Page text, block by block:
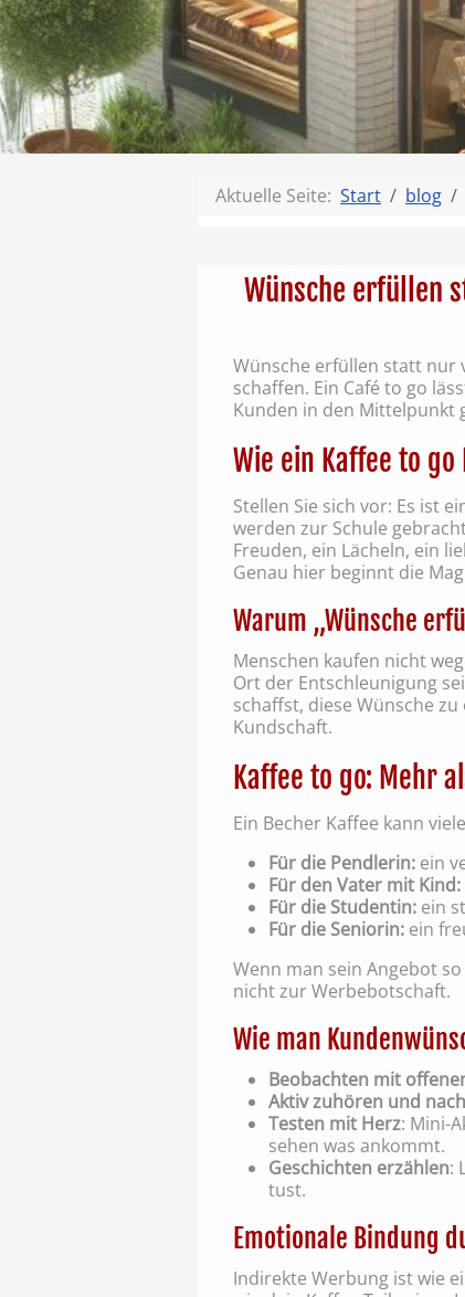
Aktuelle Seite: Start blog
Wünsche erfüllen
Wünsche erfüllen statt nur
schaffen. Ein Café to go
Kunden in den Mittelpunkt
Wie ein Kaffee to
Stellen Sie sich vor: Es ist
werden zur Schule
Freuden, ein Lächeln, ein
Genau hier beginnt die
Warum „Wünsche
Menschen kaufen nicht
Ort der Entschleunigung
schaffst, diese Wünsche
Kundschaft.
Kaffee to go: Mehr
Ein Becher Kaffee kann
Für die Pendlerin: ein
Für den Vater mit Kind:
Für die Studentin: ein
Für die Seniorin: ein
Wenn man sein Angebot
nicht zur Werbebotschaft.
Wie man
Beobachten mit
Aktiv zuhören und
Testen mit Herz: Mini-
sehen was ankommt.
Geschichten erzählen:
tust.
Emotionale Bindung
Indirekte Werbung ist wie